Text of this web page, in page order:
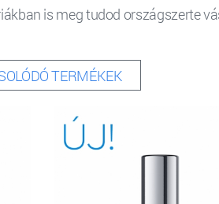
is meg tudod országszerte
TERMÉKEK